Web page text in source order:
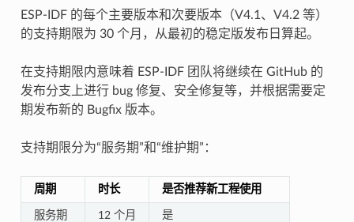
ESP-IDF 的每个主要版本和次要版本（V4.1、V4.2 等）
的支持期限为 30 个月，从最初的稳定版发布日算起。
在支持期限内意味着 ESP-IDF 团队将继续在 GitHub 的
发布分支上进行 bug 修复、安全修复等，并根据需要定
期发布新的 Bugfix 版本。
支持期限分为“服务期”和“维护期”：
周期 时长 是否推荐新工程使用
服务期 12 个月 是